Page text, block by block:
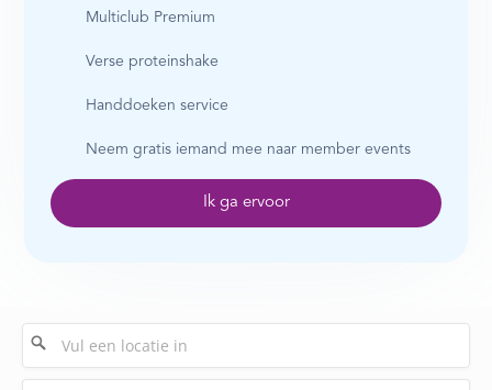
Multiclub Premium
Verse proteinshake
Handdoeken service
Neem gratis iemand mee naar member events
Ik ga ervoor